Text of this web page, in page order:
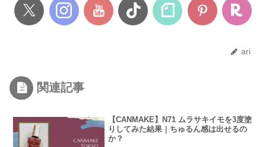
ari
関連記事
【CANMAKE】N71 ムラサキイモを3度塗
りしてみた結果｜ちゅるん感は出せるの
か？